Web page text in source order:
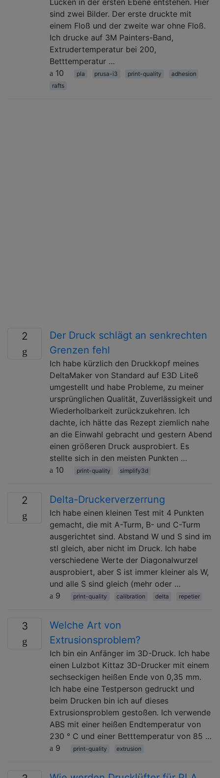
sind zwei Bilder. Der erste druckte mit
einem Floß und der zweite war ohne Floß.
Ich drucke auf 3M Painters-Band,
Extrudertemperatur bei 200,
Betttemperatur …
10
pla prusa-i3 print-quality
adhesion
rafts
2
Der Druck schlägt an senkrechten
Grenzen fehl
Ich habe kürzlich den Druckkopf meines
DeltaMaker von Standard auf E3D Lite6
umgestellt und habe Probleme, zu meiner
ursprünglichen Qualität, Zuverlässigkeit und
Wiederholbarkeit zurückzukehren. Ich
dachte, ich hätte das Rezept ziemlich nahe
an die Einwahl gebracht und gestern Abend
einen größeren Druck ausprobiert. Es
stellte sich in den meisten Punkten …
10
print-quality simplify3d
2 Delta-Druckerverzerrung
Ich habe einen kleinen Test mit 4 Punkten
gemacht, die mit A-Turm, B- und C-Turm
ausgerichtet sind. Abstand W und S sind im
stl gleich, aber nicht im Druck. Ich habe
verschiedene Werte der Diagonalwurzel
ausprobiert, aber S ist immer kleiner als W,
und alle S sind gleich (mehr oder …
9
print-quality calibration delta repetier
3
Welche Art von
Extrusionsproblem?
Ich bin ein Anfänger im 3D-Druck. Ich habe
einen Lulzbot Kittaz 3D-Drucker mit einem
sechseckigen heißen Ende von 0,35 mm.
Ich habe eine Testperson gedruckt und
beim Drucken bin ich auf dieses
Extrusionsproblem gestoßen. Ich verwende
ABS mit einer heißen Endtemperatur von
230 ° C und einer Betttemperatur von 85 …
9
print-quality extrusion